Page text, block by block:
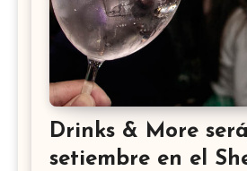
Drinks & More
setiembre en el